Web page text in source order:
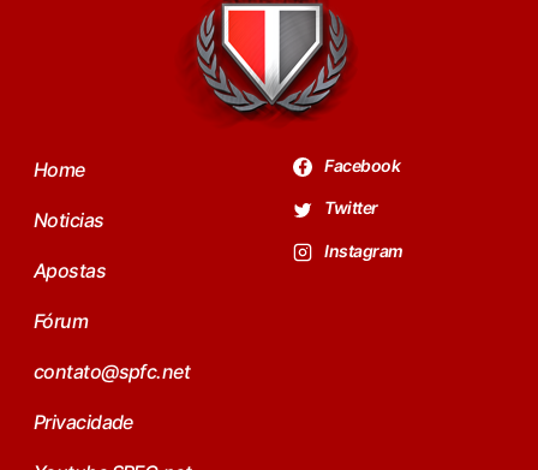
Home
Noticias
Apostas
Fórum
contato@spfc.net
Privacidade
Facebook
Twitter
Instagram